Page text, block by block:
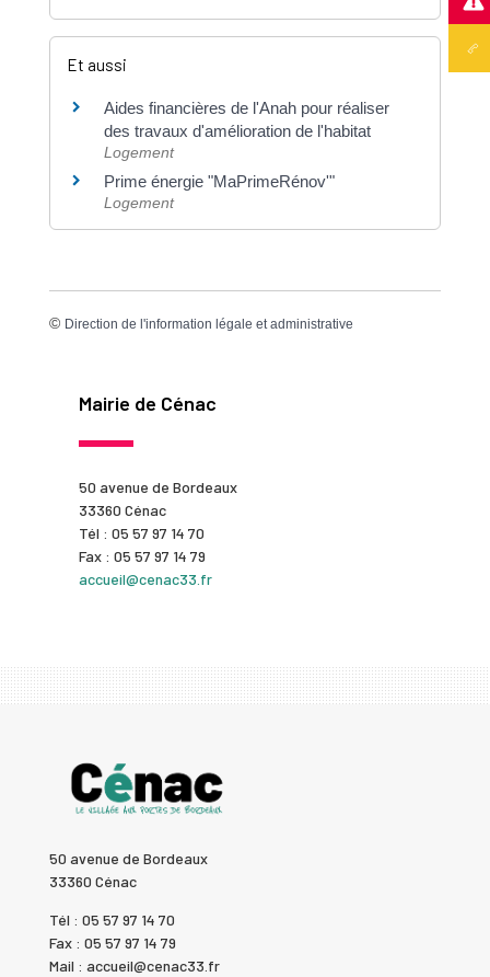
Et aussi
Aides financières de l'Anah pour réaliser
des travaux d'amélioration de l'habitat
Logement
Prime énergie "MaPrimeRénov'"
Logement
© Direction de l'information légale et administrative
Mairie de Cénac
50 avenue de Bordeaux
33360 Cénac
Tél : 05 57 97 14 70
Fax : 05 57 97 14 79
accueil@cenac33.fr
50 avenue de Bordeaux
33360 Cénac
Tél : 05 57 97 14 70
Fax : 05 57 97 14 79
Mail : accueil@cenac33.fr